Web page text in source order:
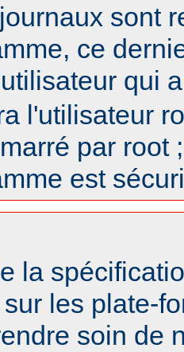
sont
ce
qui
l'utilisateur
par root
est
la
les plate-
soin de